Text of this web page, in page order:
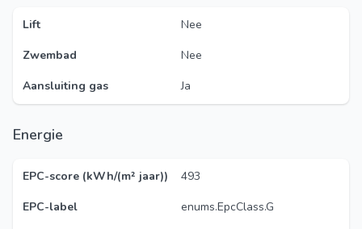
Lift
Nee
Zwembad
Nee
Aansluiting gas
Ja
Energie
EPC-score (kWh/(m² jaar))
493
EPC-label
enums.EpcClass.G